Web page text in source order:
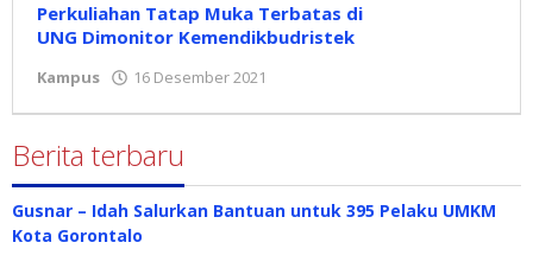
Perkuliahan Tatap Muka Terbatas di
UNG Dimonitor Kemendikbudristek
Kampus 16 Desember 2021
Mokambu
Berita terbaru
Gusnar – Idah Salurkan Bantuan untuk 395 Pelaku UMKM
Kota Gorontalo